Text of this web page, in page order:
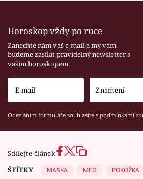
Horoskop vždy po ruce
Zanechte nám váš e-mail a my vám
budeme zasílat pravidelný newsletter s
vaším horoskopem.
Odesláním formuláře souhlasíte s podmínkami
Sdílejte článek
ŠTÍTKY
MASKA MED POKOŽKA